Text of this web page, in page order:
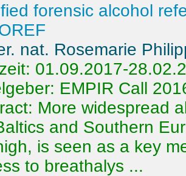
forensic alcohol
nat. Rosemarie
01.09.2017-
EMPIR Call
More widespread
and Southern
is seen as a key
to breathalys ...